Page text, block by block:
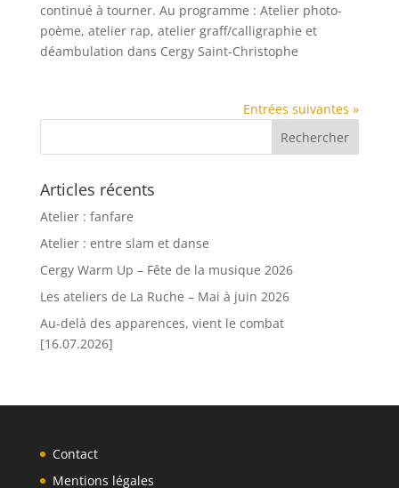
continué à tourner. Au programme : Atelier photo-
poème, atelier rap, atelier graff/calligraphie et
déambulation dans Cergy Saint-Christophe
Entrées suivantes »
Articles récents
Atelier : fanfare
Atelier : entre slam et danse
Cergy Warm Up – Fête de la musique 2026
Les ateliers de La Ruche – Mai à juin 2026
Au-delà des apparences, vient le combat
[16.07.2026]
Contact
Mentions légales